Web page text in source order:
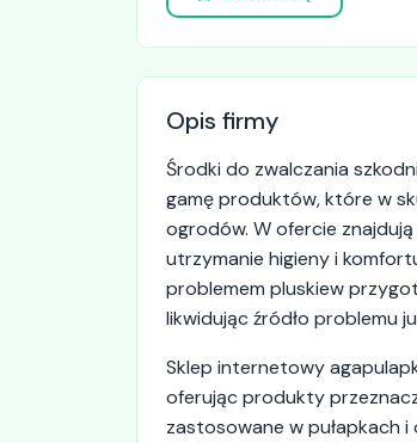
Opis firmy
Środki do zwalczania
gamę produktów, które w
ogrodów. W ofercie
utrzymanie higieny i
problemem pluskiew
likwidując źródło problemu
Sklep internetowy
oferując produkty
zastosowane w pułapkach